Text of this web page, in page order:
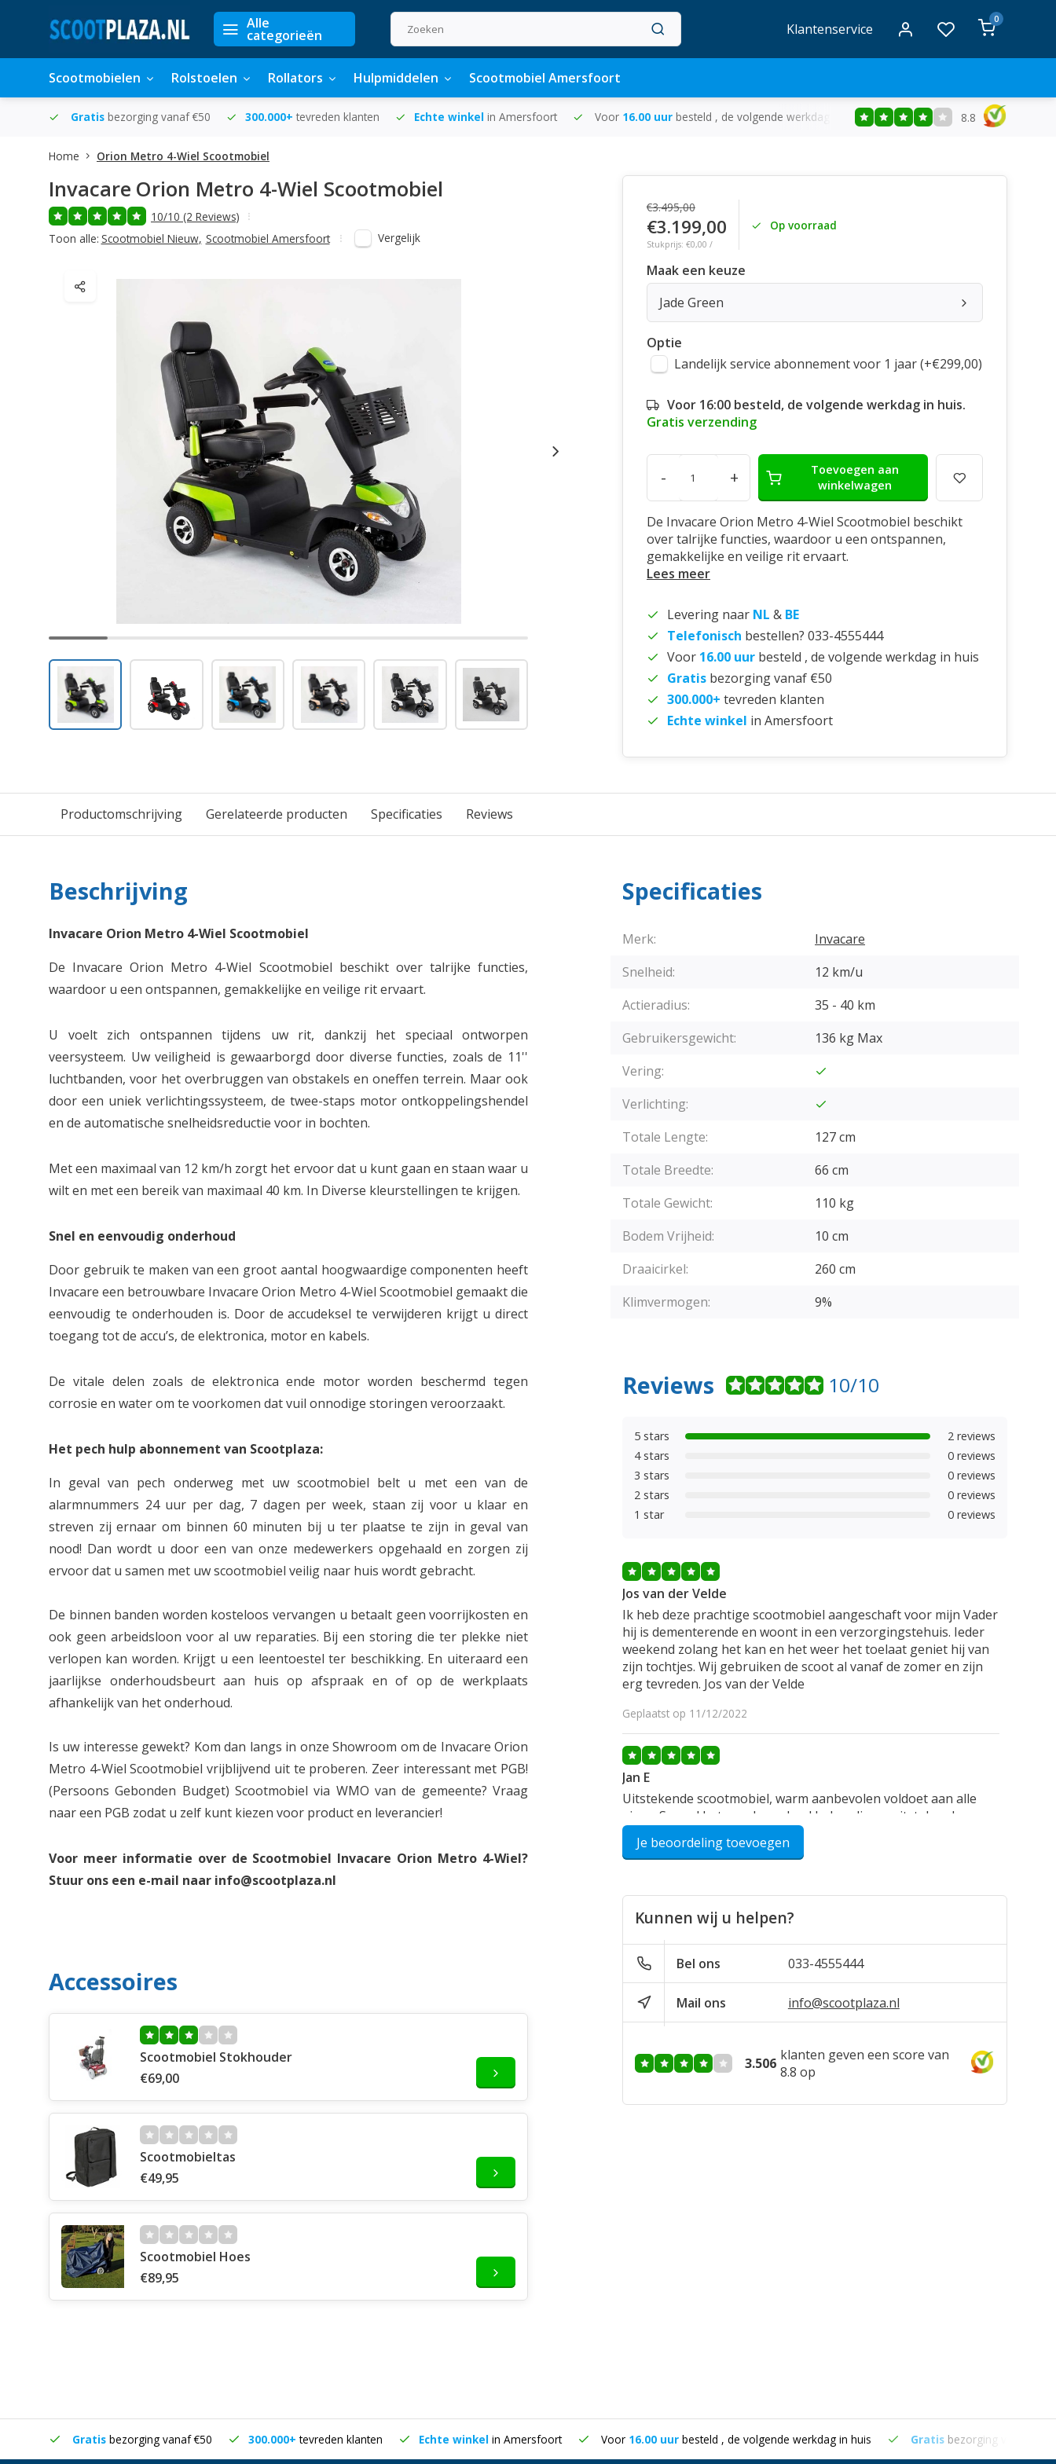
Alle
categorieën Klantenservice
0
Scootmobielen Rolstoelen Rollators Hulpmiddelen Scootmobiel Amersfoort
Gratis bezorging vanaf €50 300.000+ tevreden klanten Echte winkel in Amersfoort Voor 16.00 uur besteld , de volgende werkdag in huis Gratisbezorging vanaf €50
8.8
Home Orion Metro 4-Wiel Scootmobiel
Invacare Orion Metro 4-Wiel Scootmobiel
10/10 (2 Reviews)
Toon alle: Scootmobiel Nieuw, Scootmobiel Amersfoort Vergelijk
€3.495,00
€3.199,00
Stukprijs: €0,00 /
Op voorraad
Maak een keuze
Jade Green
Optie
Landelijk service abonnement voor 1 jaar (+€299,00)
Voor 16:00 besteld, de volgende werkdag in huis.
Gratis verzending
- +
Toevoegen aan
winkelwagen
De Invacare Orion Metro 4-Wiel Scootmobiel beschikt
over talrijke functies, waardoor u een ontspannen,
gemakkelijke en veilige rit ervaart.
Lees meer
Levering naar NL & BE
Telefonisch bestellen? 033-4555444
Voor 16.00 uur besteld , de volgende werkdag in huis
Gratis bezorging vanaf €50
300.000+ tevreden klanten
Echte winkel in Amersfoort
Productomschrijving Gerelateerde producten Specificaties Reviews
Beschrijving
Invacare Orion Metro 4-Wiel Scootmobiel
De Invacare Orion Metro 4-Wiel Scootmobiel beschikt over talrijke functies,
waardoor u een ontspannen, gemakkelijke en veilige rit ervaart.
U voelt zich ontspannen tijdens uw rit, dankzij het speciaal ontworpen
veersysteem. Uw veiligheid is gewaarborgd door diverse functies, zoals de 11''
luchtbanden, voor het overbruggen van obstakels en oneffen terrein. Maar ook
door een uniek verlichtingssysteem, de twee-staps motor ontkoppelingshendel
en de automatische snelheidsreductie voor in bochten.
Met een maximaal van 12 km/h zorgt het ervoor dat u kunt gaan en staan waar u
wilt en met een bereik van maximaal 40 km. In Diverse kleurstellingen te krijgen.
Snel en eenvoudig onderhoud
Door gebruik te maken van een groot aantal hoogwaardige componenten heeft
Invacare een betrouwbare Invacare Orion Metro 4-Wiel Scootmobiel gemaakt die
eenvoudig te onderhouden is. Door de accudeksel te verwijderen krijgt u direct
toegang tot de accu’s, de elektronica, motor en kabels.
De vitale delen zoals de elektronica ende motor worden beschermd tegen
corrosie en water om te voorkomen dat vuil onnodige storingen veroorzaakt.
Het pech hulp abonnement van Scootplaza:
In geval van pech onderweg met uw scootmobiel belt u met een van de
alarmnummers 24 uur per dag, 7 dagen per week, staan zij voor u klaar en
streven zij ernaar om binnen 60 minuten bij u ter plaatse te zijn in geval van
nood! Dan wordt u door een van onze medewerkers opgehaald en zorgen zij
ervoor dat u samen met uw scootmobiel veilig naar huis wordt gebracht.
De binnen banden worden kosteloos vervangen u betaalt geen voorrijkosten en
ook geen arbeidsloon voor al uw reparaties. Bij een storing die ter plekke niet
verlopen kan worden. Krijgt u een leentoestel ter beschikking. En uiteraard een
jaarlijkse onderhoudsbeurt aan huis op afspraak en of op de werkplaats
afhankelijk van het onderhoud.
Is uw interesse gewekt? Kom dan langs in onze Showroom om de Invacare Orion
Metro 4-Wiel Scootmobiel vrijblijvend uit te proberen. Zeer interessant met PGB!
(Persoons Gebonden Budget) Scootmobiel via WMO van de gemeente? Vraag
naar een PGB zodat u zelf kunt kiezen voor product en leverancier!
Voor meer informatie over de Scootmobiel Invacare Orion Metro 4-Wiel?
Stuur ons een e-mail naar info@scootplaza.nl
Accessoires
Scootmobiel Stokhouder
€69,00
Scootmobieltas
€49,95
Scootmobiel Hoes
€89,95
Specificaties
Merk:
Invacare
Snelheid:
12 km/u
Actieradius:
35 - 40 km
Gebruikersgewicht:
136 kg Max
Vering:
Verlichting:
Totale Lengte:
127 cm
Totale Breedte:
66 cm
Totale Gewicht:
110 kg
Bodem Vrijheid:
10 cm
Draaicirkel:
260 cm
Klimvermogen:
9%
Reviews 10/10
5 stars
2 reviews
4 stars
0 reviews
3 stars
0 reviews
2 stars
0 reviews
1 star
0 reviews
Jos van der Velde
Ik heb deze prachtige scootmobiel aangeschaft voor mijn Vader
hij is dementerende en woont in een verzorgingstehuis. Ieder
weekend zolang het kan en het weer het toelaat geniet hij van
zijn tochtjes. Wij gebruiken de scoot al vanaf de zomer en zijn
erg tevreden. Jos van der Velde
Geplaatst op 11/12/2022
Jan E
Uitstekende scootmobiel, warm aanbevolen voldoet aan alle
eisen. Soepel betrouwbaar, heel behendig en uitstekende
rijcomfort. Eerste klas en zeer aanbevolen.
Geplaatst op 25/04/2022
Je beoordeling toevoegen
Kunnen wij u helpen?
Bel ons 033-4555444
Mail ons info@scootplaza.nl
3.506 klanten geven een score van
8.8 op
Gratis bezorging vanaf €50 300.000+tevreden klanten Echte winkel in Amersfoort Voor 16.00 uur besteld , de volgende werkdag in huis Gratis bezorging vanaf €50